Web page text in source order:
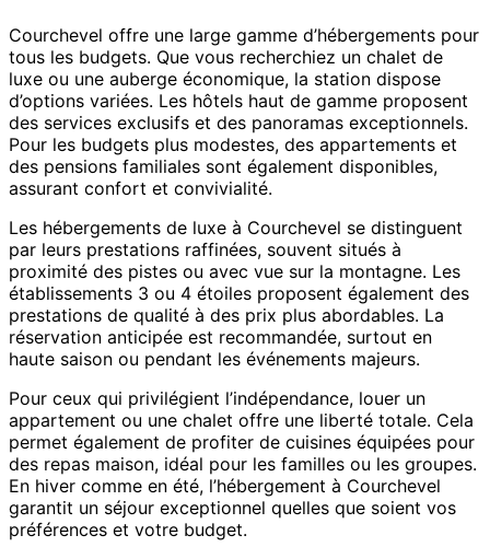
Courchevel offre une large gamme d’hébergements pour
tous les budgets. Que vous recherchiez un chalet de
luxe ou une auberge économique, la station dispose
d’options variées. Les hôtels haut de gamme proposent
des services exclusifs et des panoramas exceptionnels.
Pour les budgets plus modestes, des appartements et
des pensions familiales sont également disponibles,
assurant confort et convivialité.
Les hébergements de luxe à Courchevel se distinguent
par leurs prestations raffinées, souvent situés à
proximité des pistes ou avec vue sur la montagne. Les
établissements 3 ou 4 étoiles proposent également des
prestations de qualité à des prix plus abordables. La
réservation anticipée est recommandée, surtout en
haute saison ou pendant les événements majeurs.
Pour ceux qui privilégient l’indépendance, louer un
appartement ou une chalet offre une liberté totale. Cela
permet également de profiter de cuisines équipées pour
des repas maison, idéal pour les familles ou les groupes.
En hiver comme en été, l’hébergement à Courchevel
garantit un séjour exceptionnel quelles que soient vos
préférences et votre budget.